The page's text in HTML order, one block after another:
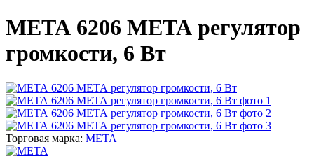
МЕТА 6206 МЕТА регулятор
громкости, 6 Вт
Торговая марка: МЕТА